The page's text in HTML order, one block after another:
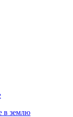
в землю